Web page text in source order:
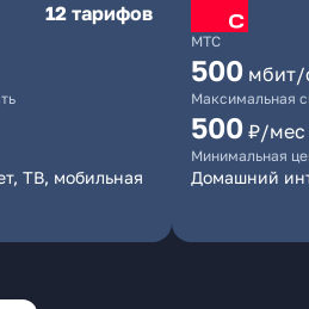
12 тарифов
ТВ, мобильная
МТС
500 мбит/
Максимальная
500 ₽/мес
Минимальная
Домашний